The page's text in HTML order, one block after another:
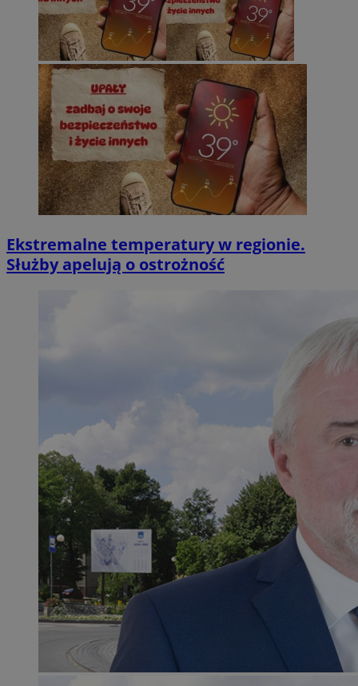
Ekstremalne temperatury w regionie.
Służby apelują o ostrożność